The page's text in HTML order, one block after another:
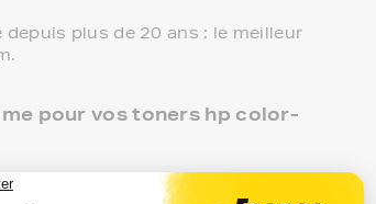
plus de 20 ans : le meilleur
pour vos toners hp color-
tous les produits sont garantis 2